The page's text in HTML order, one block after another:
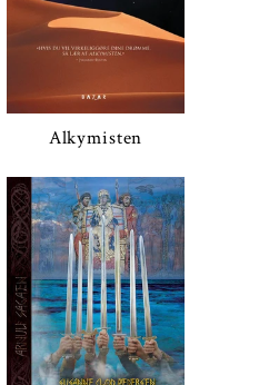
Alkymisten